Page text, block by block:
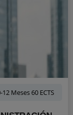
12 Meses 60 ECTS